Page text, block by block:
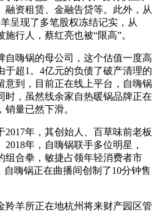
融资租赁、金融告贷等。此外，从
呈现了多笔股权冻结记实，从
行人，蔡红亮也被“限高”。
嗨锅的母公司，这个估值一度高
于超1。4亿元的负债了破产清理的
意到，目前正在线上平台，自嗨锅
时，虽然线余家自热暖锅品牌正在
量已然下滑。
年，其创始人、百草味前老板
年，自嗨锅联手多位明星，
组合拳，敏捷占领年轻消费者市
自嗨锅正在曲播间创制了10分钟售
羊所正在地杭州将来财产园区管